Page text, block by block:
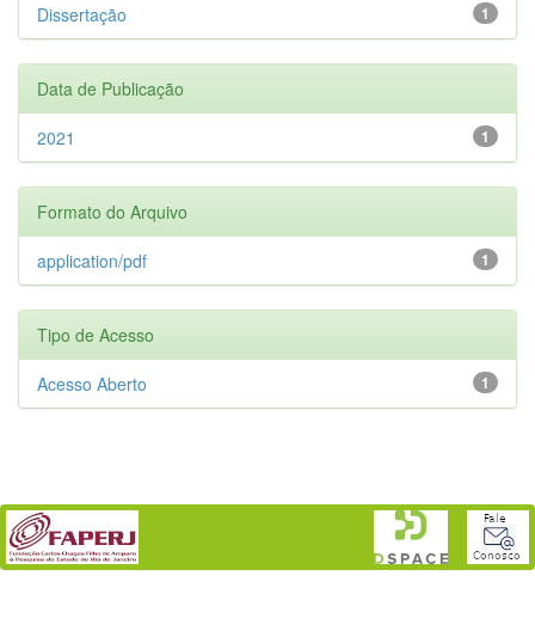
1
Dissertação
Data de Publicação
1
2021
Formato do Arquivo
1
application/pdf
Tipo de Acesso
1
Acesso Aberto